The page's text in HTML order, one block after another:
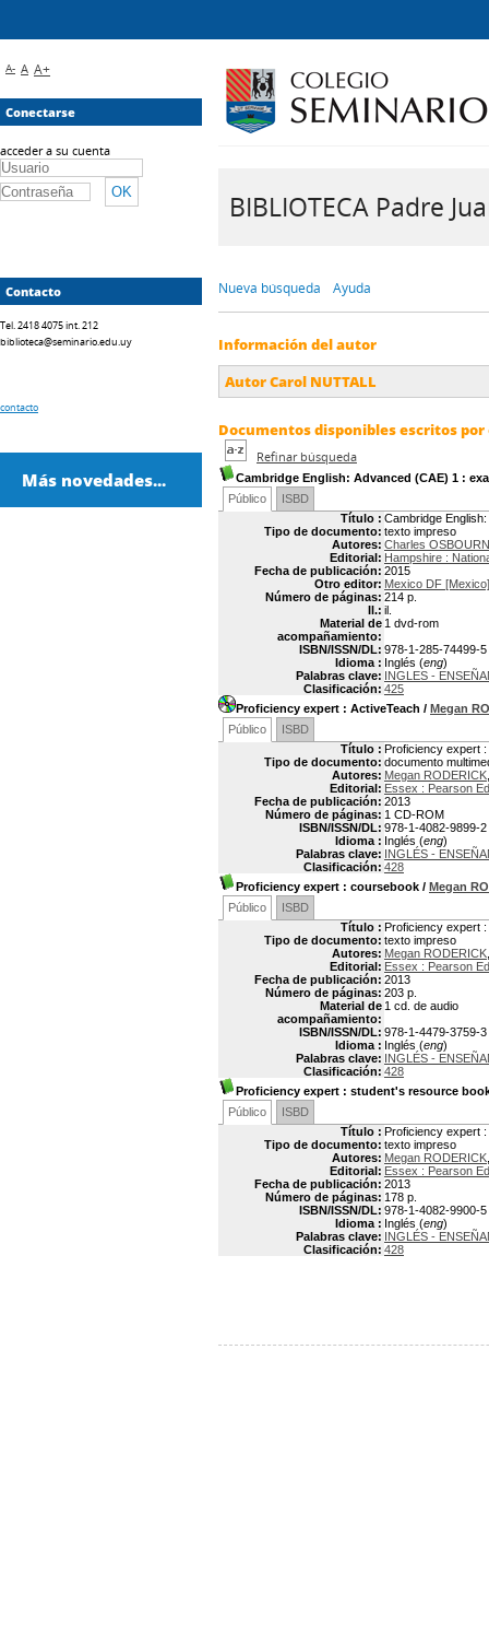
BIBLIOTECA Padre
Nueva búsqueda Ayuda
Información del autor
Autor Carol NUTTALL
Documentos disponibles escritos
Refinar búsqueda
Cambridge English: Advanced (CAE) 1 :
Público
ISBD
Título : Cambridge
Tipo de documento: texto impreso
Autores: Charles
Editorial: Hampshire :
Fecha de publicación: 2015
Otro editor: Mexico DF
Número de páginas: 214 p.
Il.: il.
Material de
acompañamiento:
1 dvd-rom
ISBN/ISSN/DL: 978-1-285-74499-5
Idioma : Inglés (eng)
Palabras clave: INGLES -
Clasificación: 425
Proficiency expert : ActiveTeach / Megan
Público
ISBD
Título : Proficiency expert :
Tipo de documento: documento
Autores: Megan RODERICK
Editorial: Essex : Pearson
Fecha de publicación: 2013
Número de páginas: 1 CD-ROM
ISBN/ISSN/DL: 978-1-4082-9899-2
Idioma : Inglés (eng)
Palabras clave: INGLÉS -
Clasificación: 428
Proficiency expert : coursebook / Megan
Público
ISBD
Título : Proficiency expert
Tipo de documento: texto impreso
Autores: Megan RODERICK
Editorial: Essex : Pearson
Fecha de publicación: 2013
Número de páginas: 203 p.
Material de
acompañamiento:
1 cd. de audio
ISBN/ISSN/DL: 978-1-4479-3759-3
Idioma : Inglés (eng)
Palabras clave: INGLÉS -
Clasificación: 428
Proficiency expert : student's resource
Público
ISBD
Título : Proficiency expert
Tipo de documento: texto impreso
Autores: Megan RODERICK
Editorial: Essex : Pearson
Fecha de publicación: 2013
Número de páginas: 178 p.
ISBN/ISSN/DL: 978-1-4082-9900-5
Idioma : Inglés (eng)
Palabras clave: INGLÉS -
Clasificación: 428
A- A A+
Conectarse
acceder a su cuenta
Contacto
Tel. 2418 4075 int. 212
biblioteca@seminario.edu.uy
contacto
Más novedades...